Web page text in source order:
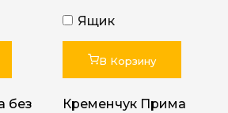
без
Ящик
В Корзину
Кременчук Прима